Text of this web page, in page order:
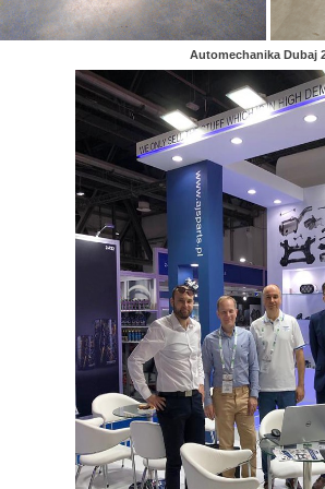
Automechanika Dubaj